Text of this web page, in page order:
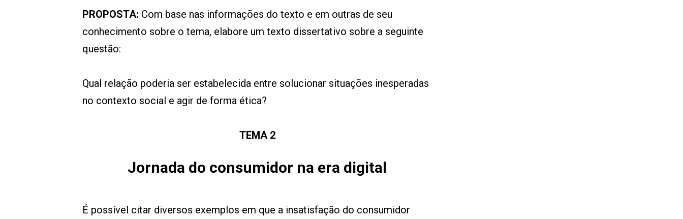
PROPOSTA: Com base nas informações do texto e em outras de seu
conhecimento sobre o tema, elabore um texto dissertativo sobre a seguinte
questão:
Qual relação poderia ser estabelecida entre solucionar situações inesperadas
no contexto social e agir de forma ética?
TEMA 2
Jornada do consumidor na era digital
É possível citar diversos exemplos em que a insatisfação do consumidor